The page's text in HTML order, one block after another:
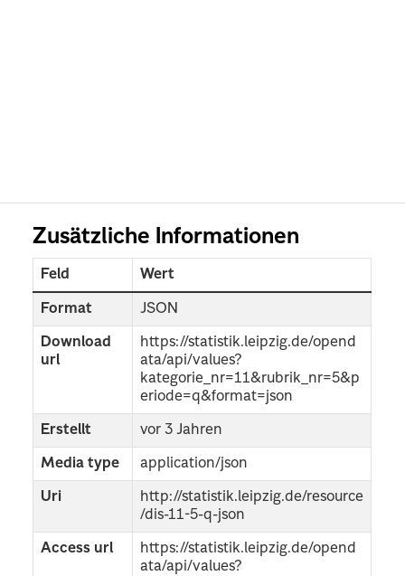
Zusätzliche Informationen
Feld Wert
Format JSON
Download
url
https://statistik.leipzig.de/opend
ata/api/values?
kategorie_nr=11&rubrik_nr=5&p
eriode=q&format=json
Erstellt vor 3 Jahren
Media type application/json
Uri
http://statistik.leipzig.de/resource
/dis-11-5-q-json
Access url
https://statistik.leipzig.de/opend
ata/api/values?